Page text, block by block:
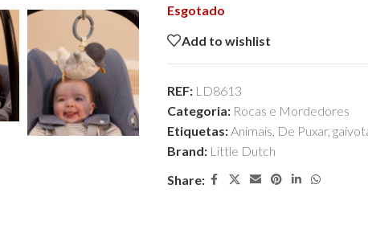
Esgotado
Add to wishlist
REF: LD8613
Categoria: Rocas e Mordedores
Etiquetas:Animais, De Puxar,
Brand: Little Dutch
Share: